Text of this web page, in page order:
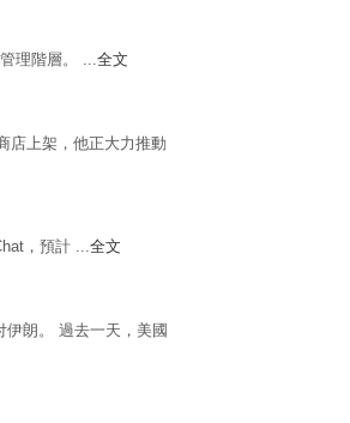
理階層。 ...全文
店上架，他正大力推動
，預計 ...全文
朗。 過去一天，美國